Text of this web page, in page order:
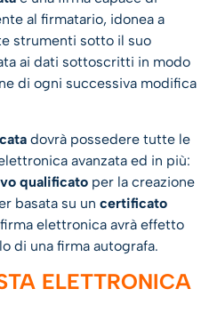
al firmatario, idonea a
strumenti sotto il suo
ai dati sottoscritti in modo
di ogni successiva modifica
dovrà possedere tutte le
avanzata ed in più:
qualificato per la creazione
basata su un certificato
firma elettronica avrà effetto
di una firma autografa.
ELETTRONICA